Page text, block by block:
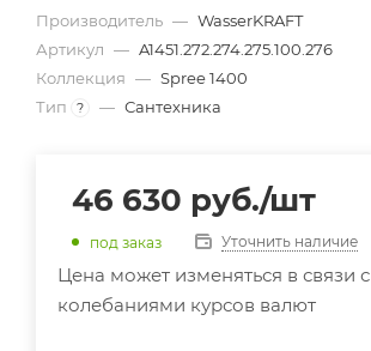
Производитель — WasserKRAFT
Артикул — A1451.272.274.275.100.276
Коллекция — Spree 1400
Тип
? — Сантехника
46 630 руб./шт
под заказ Уточнить наличие
Цена может изменяться в связи с
колебаниями курсов валют